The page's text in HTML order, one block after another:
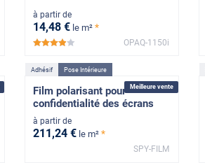
à partir de
14,48 € le m² *
*****
OPAQ-1150i
Meilleure vente
Adhésif Pose Intérieure
Film polarisant pour
confidentialité des écrans
à partir de
211,24 € le m² *
SPY-FILM